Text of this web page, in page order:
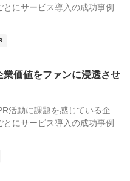
にサービス導入の成功事例
業価値をファンに浸透させ
活動に課題を感じている企
にサービス導入の成功事例